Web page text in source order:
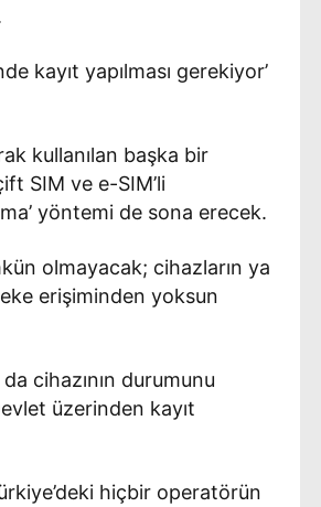
kayıt yapılması gerekiyor’
kullanılan başka bir
SIM ve e-SIM’li
yöntemi de sona erecek.
olmayacak; cihazların ya
erişiminden yoksun
cihazının durumunu
üzerinden kayıt
hiçbir operatörün